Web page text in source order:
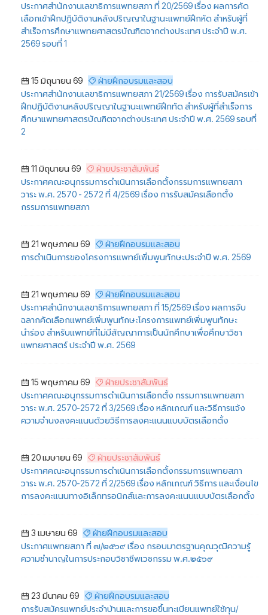
ประกาศสำนักงานเลขาธิการแพทยสภา ที่ 20/2569 เรื่อง ผลการคัด
เลือกเข้าฝึกปฏิบัติงานหลังปริญญาในฐานะแพทย์ฝึกหัด สำหรับผู้ที่
สำเร็จการศึกษาแพทยศาสตรบัณฑิตจากต่างประเทศ ประจำปี พ.ศ.
2569 รอบที่ 1
15 มิถุนายน 69
ฝ่ายฝึกอบรมและสอบ
ประกาศสำนักงานเลขาธิการแพทยสภา 21/2569 เรื่อง การรับสมัครเข้า
ฝึกปฏิบัติงานหลังปริญญาในฐานะแพทย์ฝึกทัด สำหรับผู้ที่สำเร็จการ
ศึกษาแพทยศาสตรบัณฑิตจากต่างประเทศ ประจำปี พ.ศ. 2569 รอบที่
2
11 มิถุนายน 69
ฝ่ายประชาสัมพันธ์
ประกาศคณะอนุกรรมการดำเนินการเลือกตั้งกรรมการแพทยสภา
วาระ พ.ศ. 2570 - 2572 ที่ 4/2569 เรื่อง การรับสมัครเลือกตั้ง
กรรมการแพทยสภา
21 พฤษภาคม 69
ฝ่ายฝึกอบรมและสอบ
การดำเนินการของโครงการแพทย์เพิ่มพูนทักษะประจำปี พ.ศ. 2569
21 พฤษภาคม 69
ฝ่ายฝึกอบรมและสอบ
ประกาศสำนักงานเลขาธิการแพทยสภา ที่ 15/2569 เรื่อง ผลการจับ
ฉลากคัดเลือกแพทย์เพิ่มพูนทักษะโครงการแพทย์เพิ่มพูนทักษะ
นำร่อง สำหรับแพทย์ที่ไม่มีสัญญาการเป็นนักศึกษาเพื่อศึกษาวิชา
แพทยศาสตร์ ประจำปี พ.ศ. 2569
15 พฤษภาคม 69
ฝ่ายประชาสัมพันธ์
ประกาศคณะอนุกรรมการดำเนินการเลือกตั้ง กรรมการแพทยสภา
วาระ พ.ศ. 2570-2572 ที่ 3/2569 เรื่อง หลักเกณฑ์ และวิธีการแจ้ง
ความจำนงลงคะแนนด้วยวิธีการลงคะแนนแบบบัตรเลือกตั้ง
20 เมษายน 69
ฝ่ายประชาสัมพันธ์
ประกาศคณะอนุกรรมการดำเนินการเลือกตั้งกรรมการแพทยสภา
วาระ พ.ศ. 2570-2572 ที่ 2/2569 เรื่อง หลักเกณฑ์ วิธีการ และเงื่อนไข
การลงคะแนนทางอิเล็กทรอนิกส์และการลงคะแนนแบบบัตรเลือกตั้ง
3 เมษายน 69
ฝ่ายฝึกอบรมและสอบ
ประกาศแพทยสภา ที่ ๗/๒๕๖๙ เรื่อง กรอบมาตรฐานคุณวุฒิความรู้
ความชำนาญในการประกอบวิชาชีพเวชกรรม พ.ศ.๒๕๖๙
23 มีนาคม 69
ฝ่ายฝึกอบรมและสอบ
การรับสมัครแพทย์ประจำบ้านและการขอขึ้นทะเบียนแพทย์ใช้ทุน/